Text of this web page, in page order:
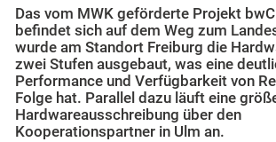
Das vom MWK geförderte Projekt
befindet sich auf dem Weg zum
wurde am Standort Freiburg die
zwei Stufen ausgebaut, was eine
Performance und Verfügbarkeit von
Folge hat. Parallel dazu läuft eine
Hardwareausschreibung über den
Kooperationspartner in Ulm an.